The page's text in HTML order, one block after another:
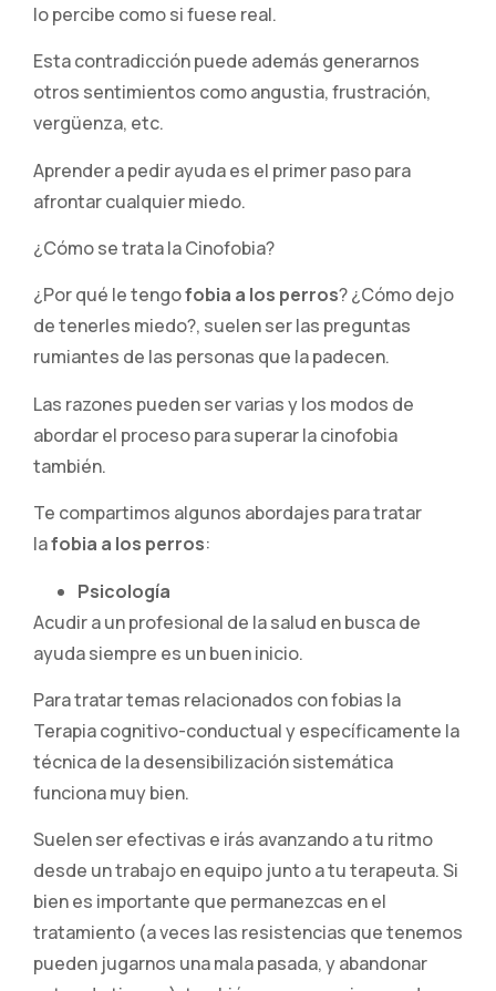
lo percibe como si fuese real.
Esta contradicción puede además generarnos
otros sentimientos como angustia, frustración,
vergüenza, etc.
Aprender a pedir ayuda es el primer paso para
afrontar cualquier miedo.
¿Cómo se trata la Cinofobia?
¿Por qué le tengofobia a los perros? ¿Cómo dejo
de tenerles miedo?, suelen ser las preguntas
rumiantes de las personas que la padecen.
Las razones pueden ser varias y los modos de
abordar el proceso para superar la cinofobia
también.
Te compartimos algunos abordajes para tratar
lafobia a los perros:
Psicología
Acudir a un profesional de la salud en busca de
ayuda siempre es un buen inicio.
Para tratar temas relacionados con fobias la
Terapia cognitivo-conductual y específicamente la
técnica de la desensibilización sistemática
funciona muy bien.
Suelen ser efectivas e irás avanzando a tu ritmo
desde un trabajo en equipo junto a tu terapeuta. Si
bien es importante que permanezcas en el
tratamiento (a veces las resistencias que tenemos
pueden jugarnos una mala pasada, y abandonar